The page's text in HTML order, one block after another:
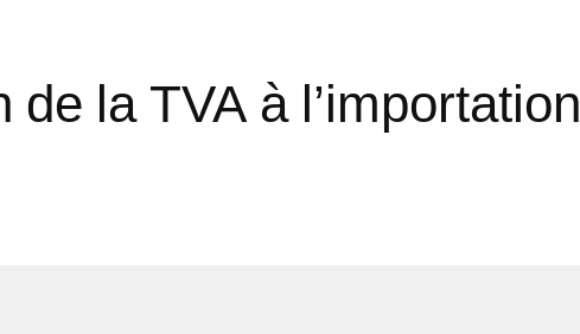
la TVA à l’importation